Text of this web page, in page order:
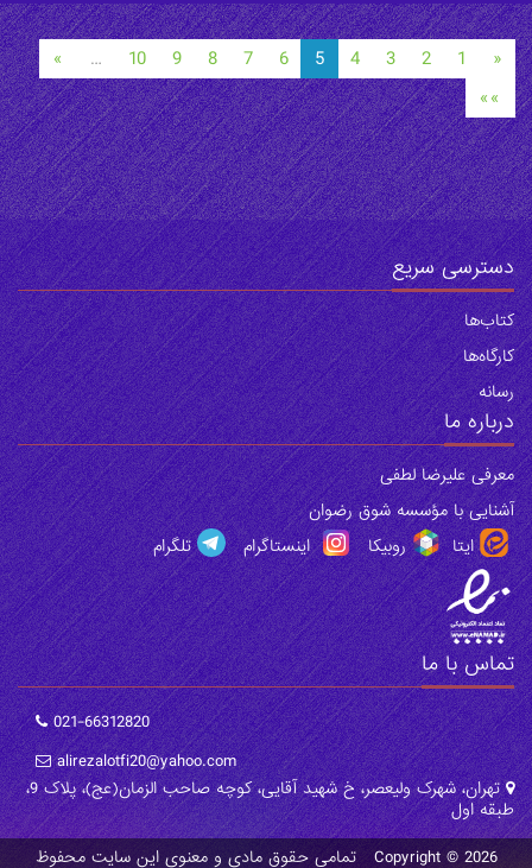
«
1
2
3
4
5
6
7
8
9
10
…
»
»»
دسترسی سریع
کتاب‌ها
‌کارگاه‌ها
رسانه
درباره ما
معرفی علیرضا لطفی
آشنایی با مؤسسه شوق رضوان
ایتا
روبیکا اینستاگرام تلگرام
تماس با ما
021-66312820
alirezalotfi20@yahoo.com
تهران، شهرک ولیعصر، خ شهید آقایی، کوچه صاحب الزمان(عج)، پلاک 9،
طبقه اول
Copyright © 2026 تمامی حقوق مادی و معنوی این سایت محفوظ